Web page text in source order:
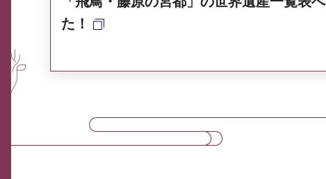
た！